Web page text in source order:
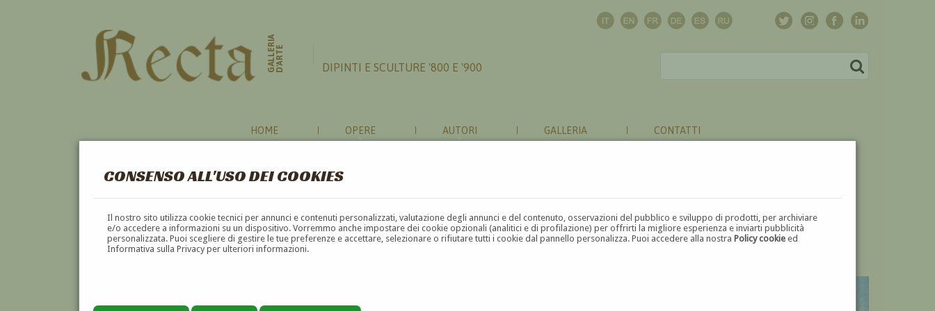
CONSENSO ALL'USO DEI COOKIES
Il nostro sito utilizza cookie tecnici per annunci e contenuti personalizzati, valutazione degli annunci e del contenuto, osservazioni del pubblico e sviluppo di prodotti, per archiviare
e/o accedere a informazioni su un dispositivo. Vorremmo anche impostare dei cookie opzionali (analitici e di profilazione) per offrirti la migliore esperienza e inviarti pubblicità
personalizzata. Puoi scegliere di gestire le tue preferenze e accettare, selezionare o rifiutare tutti i cookie dal pannello personalizza. Puoi accedere alla nostraPolicy cookie ed
Informativa sulla Privacy per ulteriori informazioni.
GALLERIAD'ARTE DIPINTI E SCULTURE '800 E '900
HOME OPERE AUTORI GALLERIA CONTATTI
VEDUTA
A B C D E F G H I J K L M N O P Q R S T U V W X Y Z